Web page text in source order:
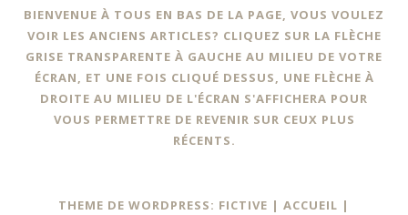
BIENVENUE À TOUS EN BAS DE LA PAGE, VOUS VOULEZ
VOIR LES ANCIENS ARTICLES? CLIQUEZ SUR LA FLÈCHE
GRISE TRANSPARENTE À GAUCHE AU MILIEU DE VOTRE
ÉCRAN, ET UNE FOIS CLIQUÉ DESSUS, UNE FLÈCHE À
DROITE AU MILIEU DE L'ÉCRAN S'AFFICHERA POUR
VOUS PERMETTRE DE REVENIR SUR CEUX PLUS
RÉCENTS.
THEME DE WORDPRESS: FICTIVE | ACCUEIL |